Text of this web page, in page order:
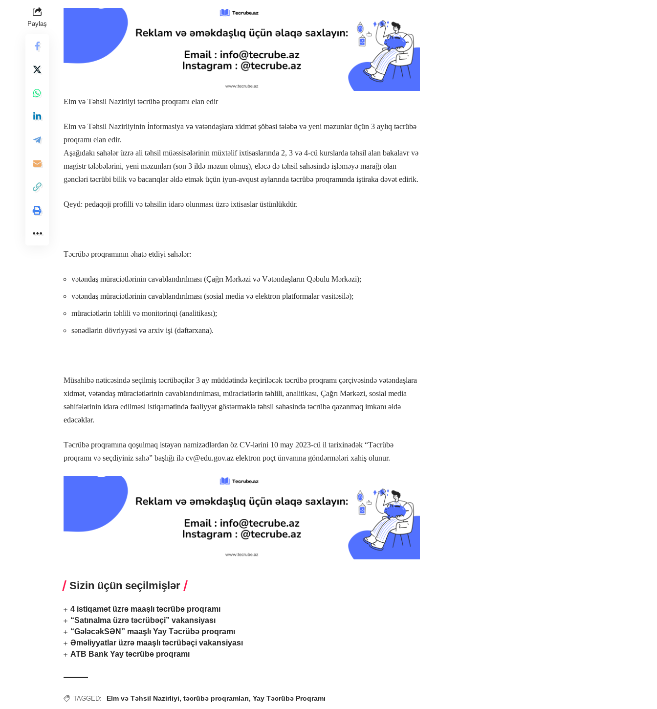
Paylaş
Elm və Təhsil Nazirliyi təcrübə proqramı elan edir
Elm və Təhsil Nazirliyinin İnformasiya və vətəndaşlara xidmət şöbəsi tələbə və yeni məzunlar üçün 3 aylıq təcrübə
proqramı elan edir.
Aşağıdakı sahələr üzrə ali təhsil müəssisələrinin müxtəlif ixtisaslarında 2, 3 və 4-cü kurslarda təhsil alan bakalavr və
magistr tələbələrini, yeni məzunları (son 3 ildə məzun olmuş), eləcə də təhsil sahəsində işləməyə marağı olan
gəncləri təcrübi bilik və bacarıqlar əldə etmək üçün iyun-avqust aylarında təcrübə proqramında iştiraka dəvət edirik.
Qeyd: pedaqoji profilli və təhsilin idarə olunması üzrə ixtisaslar üstünlükdür.
Təcrübə proqramının əhatə etdiyi sahələr:
vətəndaş müraciətlərinin cavablandırılması (Çağrı Mərkəzi və Vətəndaşların Qəbulu Mərkəzi);
vətəndaş müraciətlərinin cavablandırılması (sosial media və elektron platformalar vasitəsilə);
müraciətlərin təhlili və monitorinqi (analitikası);
sənədlərin dövriyyəsi və arxiv işi (dəftərxana).
Müsahibə nəticəsində seçilmiş təcrübəçilər 3 ay müddətində keçiriləcək təcrübə proqramı çərçivəsində vətəndaşlara
xidmət, vətəndaş müraciətlərinin cavablandırılması, müraciətlərin təhlili, analitikası, Çağrı Mərkəzi, sosial media
səhifələrinin idarə edilməsi istiqamətində fəaliyyət göstərməklə təhsil sahəsində təcrübə qazanmaq imkanı əldə
edəcəklər.
Təcrübə proqramına qoşulmaq istəyən namizədlərdən öz CV-lərini 10 may 2023-cü il tarixinədək “Təcrübə
proqramı və seçdiyiniz sahə” başlığı ilə cv@edu.gov.az elektron poçt ünvanına göndərmələri xahiş olunur.
Sizin üçün seçilmişlər
4 istiqamət üzrə maaşlı təcrübə proqramı
“Satınalma üzrə təcrübəçi” vakansiyası
“GələcəkSƏN” maaşlı Yay Təcrübə proqramı
Əməliyyatlar üzrə maaşlı təcrübəçi vakansiyası
ATB Bank Yay təcrübə proqramı
TAGGED: Elm və Təhsil Nazirliyi, təcrübə proqramları, Yay Təcrübə Proqramı